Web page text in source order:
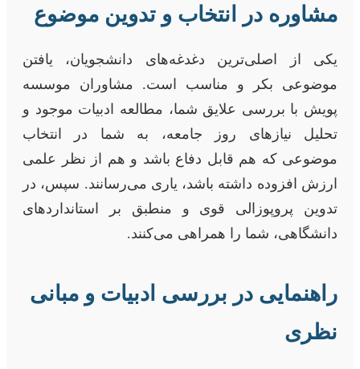
مشاوره در انتخاب و تدوین موضوع
یکی از اصلی‌ترین دغدغه‌های دانشجویان، یافتن
موضوعی بکر و مناسب است. مشاوران موسسه
پویش با بررسی علایق شما، مطالعه ادبیات موجود و
تحلیل نیازهای روز جامعه، به شما در انتخاب
موضوعی که هم قابل دفاع باشد و هم از نظر علمی
ارزش افزوده داشته باشد، یاری می‌رسانند. سپس، در
تدوین پروپوزالی قوی و منطبق بر استانداردهای
دانشگاهی، شما را همراهی می‌کنند.
راهنمایی در بررسی ادبیات و مبانی
نظری